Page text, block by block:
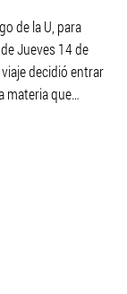
de la U, para
Jueves 14 de
decidió entrar
materia que